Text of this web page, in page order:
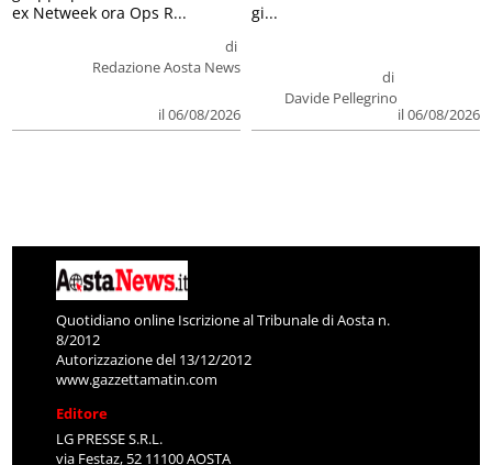
Redazione Aosta News
Davide Pellegrino
Quotidiano online Iscrizione al Tribunale di Aosta n.
8/2012
Autorizzazione del 13/12/2012
www.gazzettamatin.com
Editore
LG PRESSE S.R.L.
via Festaz, 52 11100 AOSTA